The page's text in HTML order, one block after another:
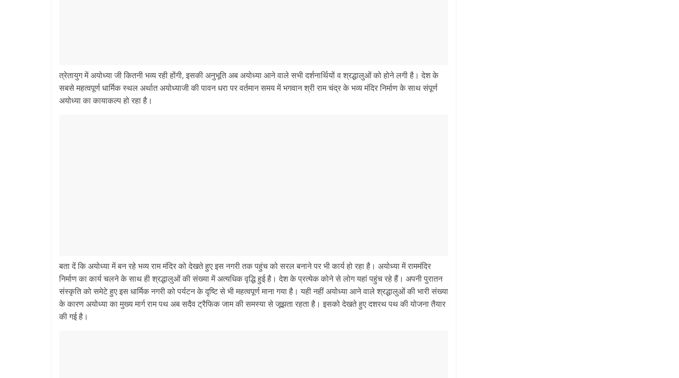
त्रेतायुग में अयोध्या जी कितनी भव्य रही होंगी, इसकी अनुभूति अब अयोध्या आने वाले सभी दर्शनार्थियों व श्रद्धालुओं को होने लगी है। देश के
सबसे महत्वपूर्ण धार्मिक स्थल अर्थात अयोध्याजी की पावन धरा पर वर्तमान समय में भगवान श्री राम चंद्र के भव्य मंदिर निर्माण के साथ संपूर्ण
अयोध्या का कायाकल्प हो रहा है।
बता दें कि अयोध्या में बन रहे भव्य राम मंदिर को देखते हुए इस नगरी तक पहुंच को सरल बनाने पर भी कार्य हो रहा है। अयोध्या में राममंदिर
निर्माण का कार्य चलने के साथ ही श्रद्धालुओं की संख्या में अत्यधिक वृद्धि हुई है। देश के प्रत्येक कोने से लोग यहां पहुंच रहे हैं। अपनी पुरातन
संस्कृति को समेटे हुए इस धार्मिक नगरी को पर्यटन के दृष्टि से भी महत्वपूर्ण माना गया है। यही नहीं अयोध्या आने वाले श्रद्धालुओं की भारी संख्या
के कारण अयोध्या का मुख्य मार्ग राम पथ अब सदैव ट्रैफिक जाम की समस्या से जूझता रहता है। इसको देखते हुए दशरथ पथ की योजना तैयार
की गई है।